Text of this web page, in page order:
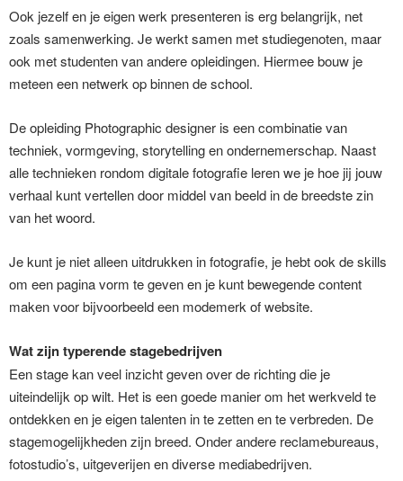
Ook jezelf en je eigen werk presenteren is erg belangrijk, net
zoals samenwerking. Je werkt samen met studiegenoten, maar
ook met studenten van andere opleidingen. Hiermee bouw je
meteen een netwerk op binnen de school.
De opleiding Photographic designer is een combinatie van
techniek, vormgeving, storytelling en ondernemerschap. Naast
alle technieken rondom digitale fotografie leren we je hoe jij jouw
verhaal kunt vertellen door middel van beeld in de breedste zin
van het woord.
Je kunt je niet alleen uitdrukken in fotografie, je hebt ook de skills
om een pagina vorm te geven en je kunt bewegende content
maken voor bijvoorbeeld een modemerk of website.
Wat zijn typerende stagebedrijven
Een stage kan veel inzicht geven over de richting die je
uiteindelijk op wilt. Het is een goede manier om het werkveld te
ontdekken en je eigen talenten in te zetten en te verbreden. De
stagemogelijkheden zijn breed. Onder andere reclamebureaus,
fotostudio’s, uitgeverijen en diverse mediabedrijven.